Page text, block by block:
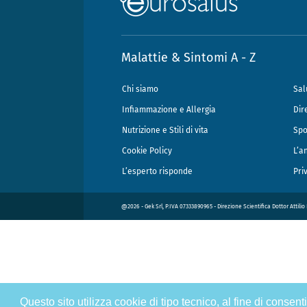
Questo sito utilizza cookie di tipo tecnico, al fine di
Malattie & Sintomi A - Z
Chi siamo
Infiammazione e Allergia
Nutrizione e Stili di vita
Cookie Policy
L’esperto risponde
@2026 - Gek Srl, P.IVA 07333890965 - Direzione Scientifica Dottor